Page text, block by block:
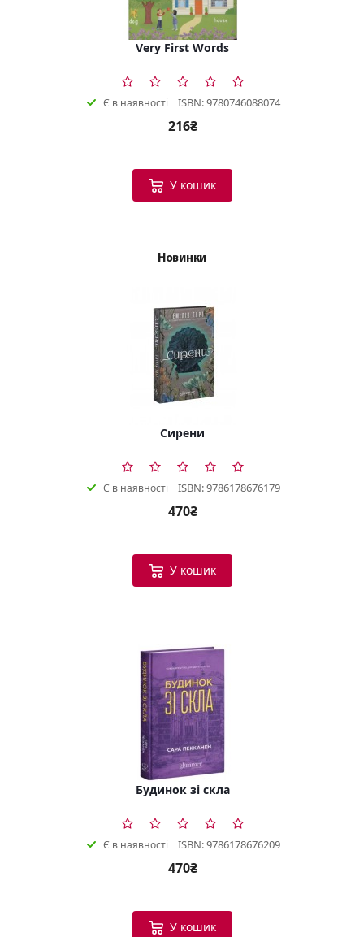
Very First Words
Є в наявності ISBN: 9780746088074
216₴
У кошик
Новинки
Сирени
Є в наявності ISBN: 9786178676179
470₴
У кошик
Будинок зі скла
Є в наявності ISBN: 9786178676209
470₴
У кошик